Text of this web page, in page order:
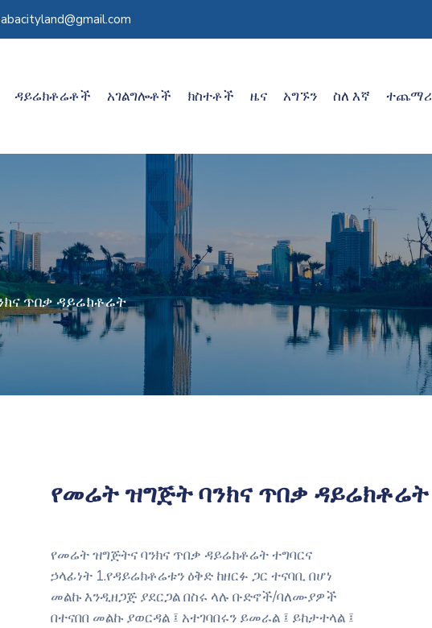
ዳይሬክቶሬቶች አገልግሎቶች ክስተቶች ዜና አግኙን ስለ እኛ ተጨማሪ
ጥበቃ ዳይሬክቶሬት
የመሬት ዝግጅት ባንክና ጥበቃ ዳይሬክቶሬት
የመሬት ዝግጅትና ባንክና ጥበቃ ዳይሬክቶሬት ተግባርና
ኃላፊነት 1.የዳይሬክቶሬቱን ዕቅድ ከዘርፉ ጋር ተናባቢ በሆነ
መልኩ እንዲዘጋጅ ያደርጋል በስሩ ላሉ ቡድኖች/ባለሙያዎች
በተናበበ መልኩ ያወርዳል ፤ አተገባበሩን ይመራል ፤ ይከታተላል ፤